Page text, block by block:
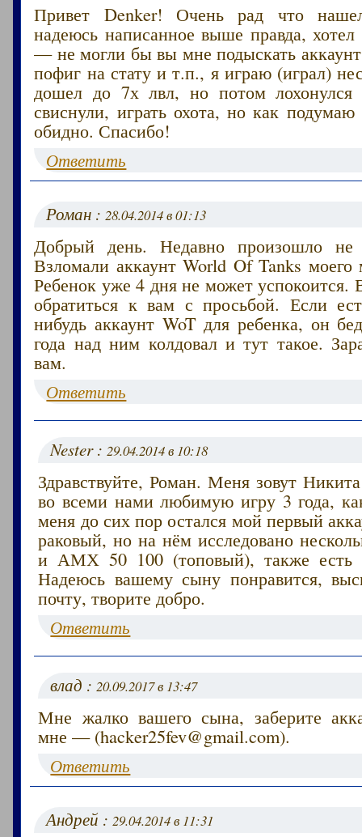
Привет Denker! Очень рад что
надеюсь написанное выше правда,
— не могли бы вы мне подыскать
пофиг на стату и т.п., я играю (играл)
дошел до 7х лвл, но потом
свиснули, играть охота, но как подумаю
обидно. Спасибо!
Ответить
Роман :28.04.2014 в 01:13
Добрый день. Недавно произошло не
Взломали аккаунт World Of Tanks
Ребенок уже 4 дня не может успокоится.
обратиться к вам с просьбой. Если
нибудь аккаунт WoT для ребенка, он
года над ним колдовал и тут такое.
вам.
Ответить
Nester :29.04.2014 в 10:18
Здравствуйте, Роман. Меня зовут
во всеми нами любимую игру 3 года,
меня до сих пор остался мой первый
раковый, но на нём исследовано
и АМХ 50 100 (топовый), также есть
Надеюсь вашему сыну понравится,
почту, творите добро.
Ответить
влад :20.09.2017 в 13:47
Мне жалко вашего сына, заберите
мне — (hacker25fev@gmail.com).
Ответить
Андрей :29.04.2014 в 11:31